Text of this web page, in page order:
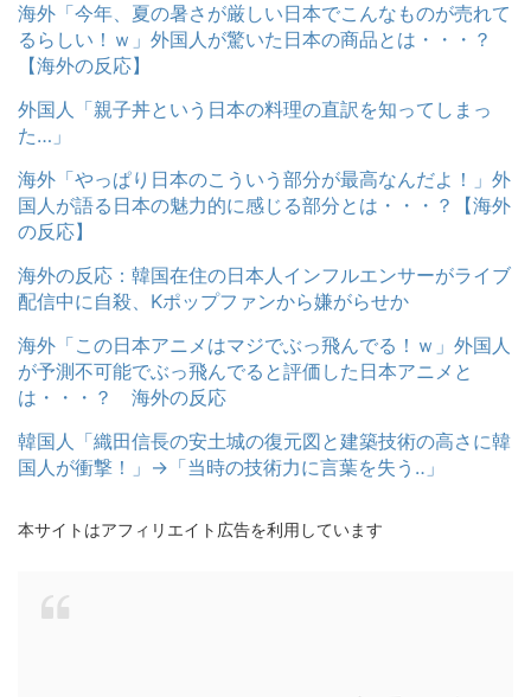
海外「今年、夏の暑さが厳しい日本でこんなものが売れて
るらしい！ｗ」外国人が驚いた日本の商品とは・・・？
【海外の反応】
外国人「親子丼という日本の料理の直訳を知ってしまっ
た…」
海外「やっぱり日本のこういう部分が最高なんだよ！」外
国人が語る日本の魅力的に感じる部分とは・・・？【海外
の反応】
海外の反応：韓国在住の日本人インフルエンサーがライブ
配信中に自殺、Kポップファンから嫌がらせか
海外「この日本アニメはマジでぶっ飛んでる！ｗ」外国人
が予測不可能でぶっ飛んでると評価した日本アニメと
は・・・？ 海外の反応
韓国人「織田信長の安土城の復元図と建築技術の高さに韓
国人が衝撃！」→「当時の技術力に言葉を失う‥」
本サイトはアフィリエイト広告を利用しています